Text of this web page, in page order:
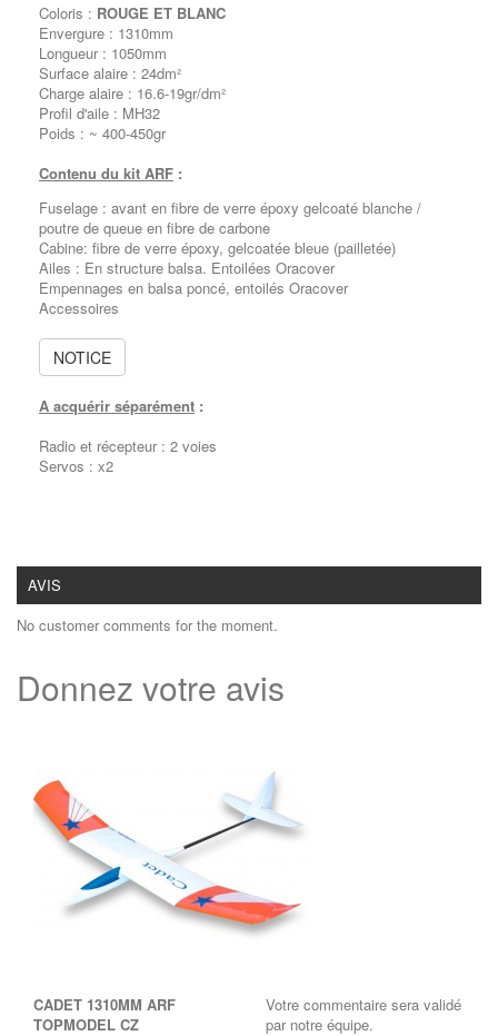
Coloris : ROUGE ET BLANC
Envergure : 1310mm
Longueur : 1050mm
Surface alaire : 24dm²
Charge alaire : 16.6-19gr/dm²
Profil d'aile : MH32
Poids : ~ 400-450gr
Contenu du kit ARF :
Fuselage : avant en fibre de verre époxy gelcoaté blanche /
poutre de queue en fibre de carbone
Cabine: fibre de verre époxy, gelcoatée bleue (pailletée)
Ailes : En structure balsa. Entoilées Oracover
Empennages en balsa poncé, entoilés Oracover
Accessoires
NOTICE
A acquérir séparément :
Radio et récepteur : 2 voies
Servos : x2
AVIS
No customer comments for the moment.
Donnez votre avis
CADET 1310MM ARF
TOPMODEL CZ
Votre commentaire sera validé
par notre équipe.